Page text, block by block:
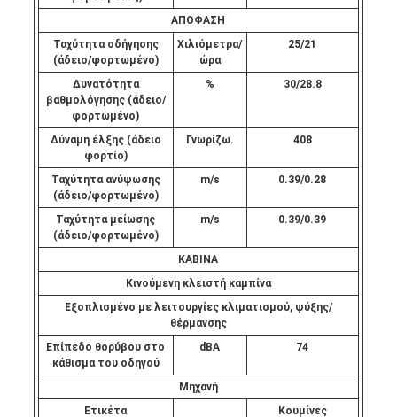
ΑΠΟΦΑΣΗ
Ταχύτητα οδήγησης
(άδειο/φορτωμένο)
Χιλιόμετρα/
ώρα
25/21
Δυνατότητα
βαθμολόγησης (άδειο/
φορτωμένο)
% 30/28.8
Δύναμη έλξης (άδειο
φορτίο)
Γνωρίζω. 408
Ταχύτητα ανύψωσης
(άδειο/φορτωμένο)
m/s 0.39/0.28
Ταχύτητα μείωσης
(άδειο/φορτωμένο)
m/s 0.39/0.39
ΚΑΒΙΝΑ
Κινούμενη κλειστή καμπίνα
Εξοπλισμένο με λειτουργίες κλιματισμού, ψύξης/
θέρμανσης
Επίπεδο θορύβου στο
κάθισμα του οδηγού
dBA 74
Μηχανή
Ετικέτα
Κουμίνες